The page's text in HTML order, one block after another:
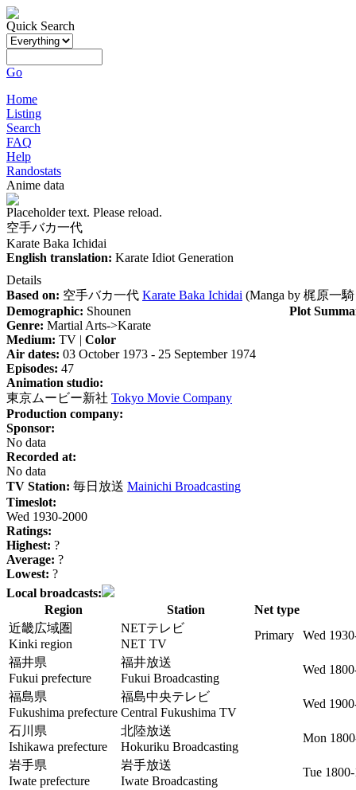
Quick Search
Go
Home
Listing
Search
FAQ
Help
Randostats
Anime data
Placeholder text. Please reload.
空手バカ一代
Karate Baka Ichidai
English translation: Karate Idiot Generation
Details
Based on: 空手バカ一代 Karate Baka Ichidai (Manga by 梶原一騎
Demographic: Shounen
Genre: Martial Arts->Karate
Medium: TV | Color
Air dates: 03 October 1973 - 25 September 1974
Episodes: 47
Animation studio:
東京ムービー新社 Tokyo Movie Company
Production company:
Sponsor:
No data
Recorded at:
No data
TV Station: 毎日放送 Mainichi Broadcasting
Timeslot:
Wed 1930-2000
Ratings:
Highest: ?
Average: ?
Lowest: ?
Plot
Local broadcasts:
Region
Station
Net type
近畿広域圏
Kinki region
NETテレビ
NET TV
Primary
Wed
福井県
Fukui prefecture
福井放送
Fukui Broadcasting
Wed
福島県
Fukushima prefecture
福島中央テレビ
Central Fukushima TV
Wed
石川県
Ishikawa prefecture
北陸放送
Hokuriku Broadcasting
Mon
岩手県
Iwate prefecture
岩手放送
Iwate Broadcasting
Tue